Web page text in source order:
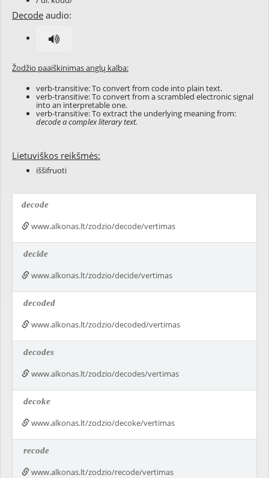
Decode audio:
Žodžio paaiškinimas anglų kalba:
verb-transitive: To convert from code into plain text.
verb-transitive: To convert from a scrambled electronic signal
into an interpretable one.
verb-transitive: To extract the underlying meaning from:
decode a complex literary text.
Lietuviškos reikšmės:
iššifruoti
decode
www.alkonas.lt/zodzio/decode/vertimas
decide
www.alkonas.lt/zodzio/decide/vertimas
decoded
www.alkonas.lt/zodzio/decoded/vertimas
decodes
www.alkonas.lt/zodzio/decodes/vertimas
decoke
www.alkonas.lt/zodzio/decoke/vertimas
recode
www.alkonas.lt/zodzio/recode/vertimas